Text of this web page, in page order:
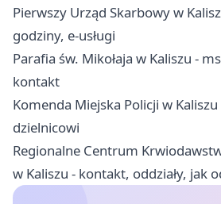
Pierwszy Urząd Skarbowy w
godziny, e-usługi
Parafia św. Mikołaja w Kaliszu -
kontakt
Komenda Miejska Policji w
dzielnicowi
Regionalne Centrum
w Kaliszu - kontakt, oddziały, jak